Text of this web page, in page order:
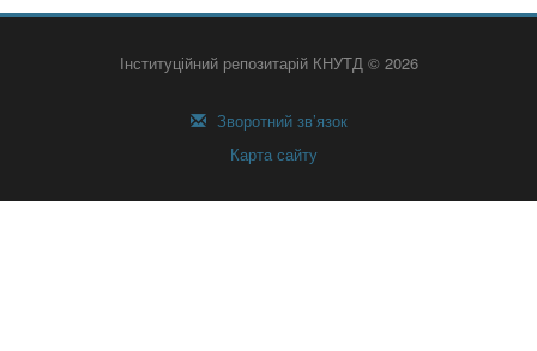
Інституційний репозитарій КНУТД © 2026
Зворотний зв’язок
Карта сайту